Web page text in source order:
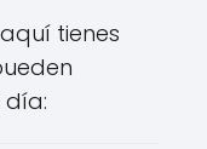
tienes